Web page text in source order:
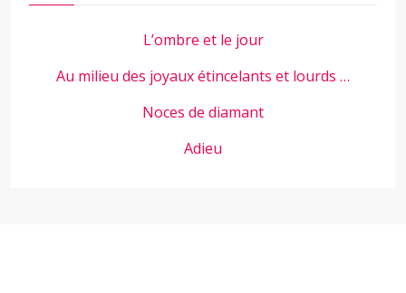
L’ombre et le jour
Au milieu des joyaux étincelants et lourds …
Noces de diamant
Adieu